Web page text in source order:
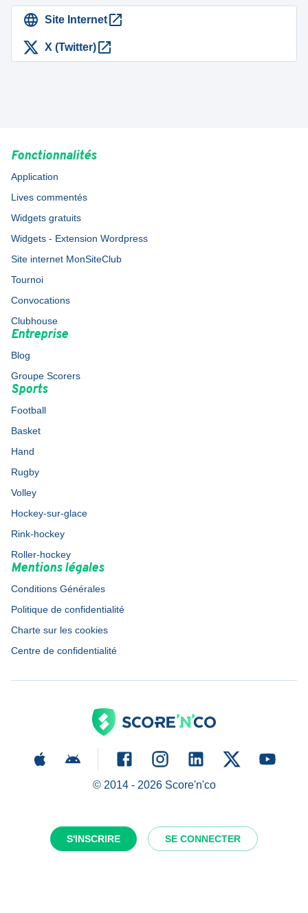
S'INSCRIRE SE CONNECTER
Site Internet
X (Twitter)
Fonctionnalités
Application
Lives commentés
Widgets gratuits
Widgets - Extension Wordpress
Site internet MonSiteClub
Tournoi
Convocations
Clubhouse
Entreprise
Blog
Groupe Scorers
Sports
Football
Basket
Hand
Rugby
Volley
Hockey-sur-glace
Rink-hockey
Roller-hockey
Mentions légales
Conditions Générales
Politique de confidentialité
Charte sur les cookies
Centre de confidentialité
© 2014 - 2026Score'n'co